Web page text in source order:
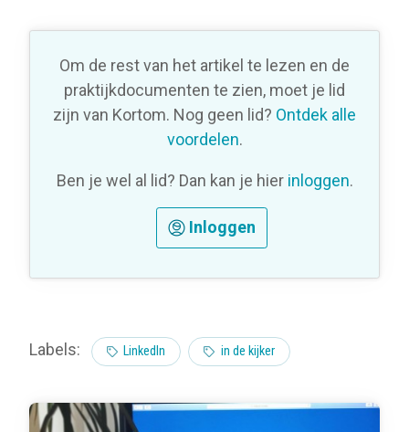
Om de rest van het artikel te lezen en de
praktijkdocumenten te zien, moet je lid
zijn van Kortom. Nog geen lid? Ontdek alle
voordelen.
Ben je wel al lid? Dan kan je hier inloggen.
Inloggen
Labels: LinkedIn in de kijker